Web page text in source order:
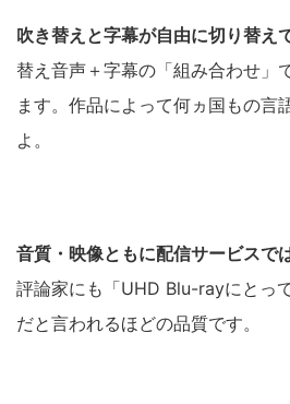
吹き替えと字幕が自由に切り替え
替え音声＋字幕の「組み合わせ」
ます。作品によって何ヵ国もの言
よ。
音質・映像ともに配信サービスで
評論家にも「UHD Blu-rayにとっ
だと言われるほどの品質です。